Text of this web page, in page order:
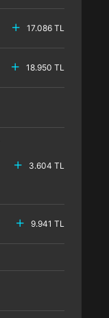
17.086 TL
18.950 TL
3.604 TL
9.941 TL